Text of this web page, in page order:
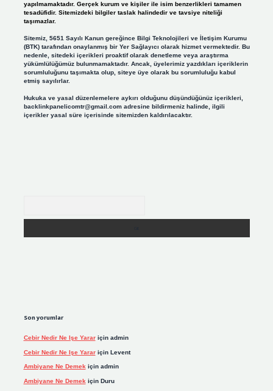
yapılmamaktadır. Gerçek kurum ve kişiler ile isim benzerlikleri tamamen
tesadüfidir. Sitemizdeki bilgiler taslak halindedir ve tavsiye niteliği
taşımazlar.
Sitemiz, 5651 Sayılı Kanun gereğince Bilgi Teknolojileri ve İletişim Kurumu
(BTK) tarafından onaylanmış bir Yer Sağlayıcı olarak hizmet vermektedir. Bu
nedenle, sitedeki içerikleri proaktif olarak denetleme veya araştırma
yükümlülüğümüz bulunmamaktadır. Ancak, üyelerimiz yazdıkları içeriklerin
sorumluluğunu taşımakta olup, siteye üye olarak bu sorumluluğu kabul
etmiş sayılırlar.
Hukuka ve yasal düzenlemelere aykırı olduğunu düşündüğünüz içerikleri,
backlinkpanelicomtr@gmail.comadresine bildirmeniz halinde, ilgili
içerikler yasal süre içerisinde sitemizden kaldırılacaktır.
Son yorumlar
Cebir Nedir Ne Işe Yarariçin admin
Cebir Nedir Ne Işe Yarariçin Levent
Ambiyane Ne Demekiçin admin
Ambiyane Ne Demek için Duru